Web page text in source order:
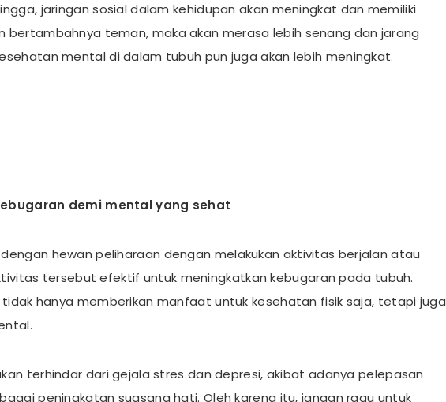
jaringan sosial dalam kehidupan akan meningkat dan memiliki
bertambahnya teman, maka akan merasa lebih senang dan jarang
mental di dalam tubuh pun juga akan lebih meningkat.
demi mental yang sehat
hewan peliharaan dengan melakukan aktivitas berjalan atau
tersebut efektif untuk meningkatkan kebugaran pada tubuh.
hanya memberikan manfaat untuk kesehatan fisik saja, tetapi juga
terhindar dari gejala stres dan depresi, akibat adanya pelepasan
peningkatan suasana hati. Oleh karena itu, jangan ragu untuk